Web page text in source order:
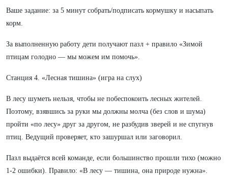
Ваше задание: за 5 минут собрать/подписать кормушку и насыпать
корм.
За выполненную работу дети получают пазл + правило «Зимой
птицам голодно — мы можем им помочь».
Станция 4. «Лесная тишина» (игра на слух)
В лесу шуметь нельзя, чтобы не побеспокоить лесных жителей.
Поэтому, взявшись за руки мы должны молча (без слов и шума)
пройти «по лесу» друг за другом, не разбудив зверей и не спугнув
птиц. Ведущий проверяет, кто зашуршал или заговорил.
Пазл выдаётся всей команде, если большинство прошли тихо (можно
1-2 ошибки). Правило: «В лесу — тишина, она природе нужна».